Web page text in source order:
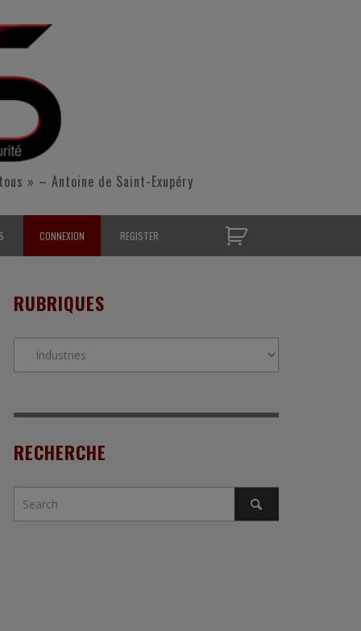
» – Antoine de Saint-Exupéry
CONTACTER
CONNEXION REGISTER
RUBRIQUES
RECHERCHE